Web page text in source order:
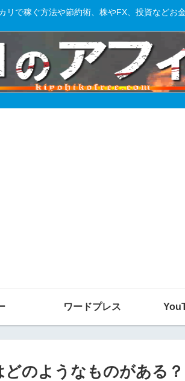
で稼ぐ方法や節約術、株やFX、投資などお
ワードプレス
のようなものがある？